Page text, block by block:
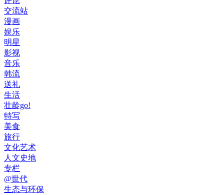
交流站
漫画
娱乐
明星
影视
音乐
韩流
送礼
生活
壮龄go!
特写
美食
旅行
文化艺术
人文史地
专栏
@世代
生态与环保